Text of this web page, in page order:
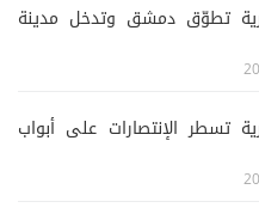
تطوّق دمشق وتدخل مدينة
تسطر الإنتصارات على أبواب